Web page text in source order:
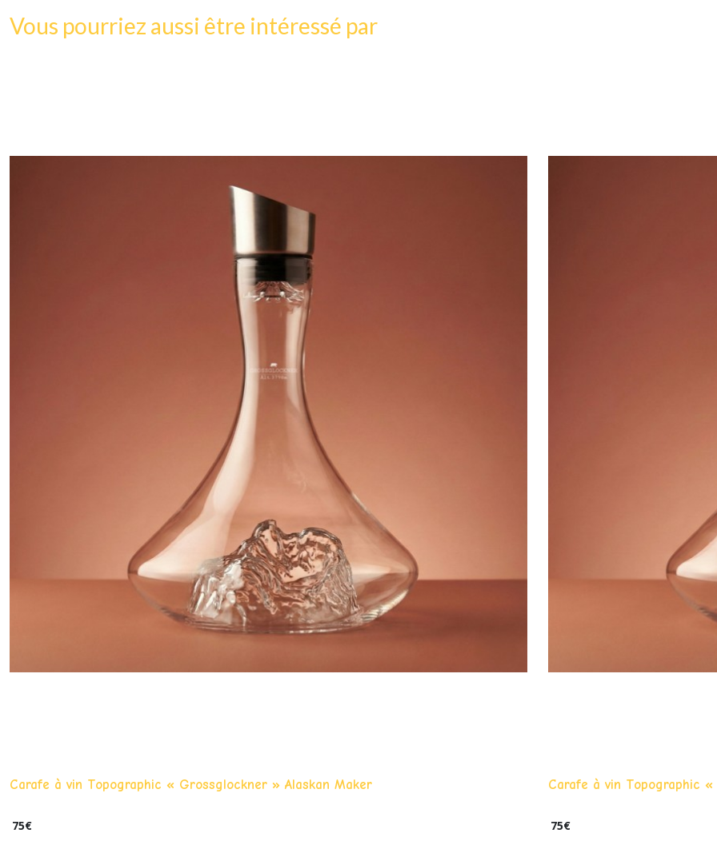
Vous pourriez aussi être intéressé par
Carafe à vin Topographic « Grossglockner » Alaskan Maker
75€
Carafe à vin Topographic
75€